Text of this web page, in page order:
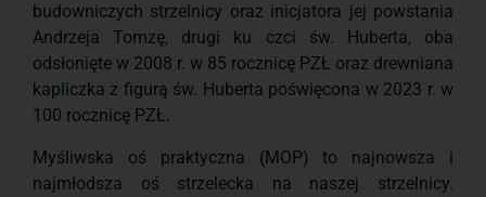
budowniczych strzelnicy oraz inicjatora jej powstania
Andrzeja Tomzę, drugi ku czci św. Huberta, oba
odsłonięte w 2008 r. w 85 rocznicę PZŁ oraz drewniana
kapliczka z figurą św. Huberta poświęcona w 2023 r. w
100 rocznicę PZŁ.
Myśliwska oś praktyczna (MOP) to najnowsza i
najmłodsza oś strzelecka na naszej strzelnicy.